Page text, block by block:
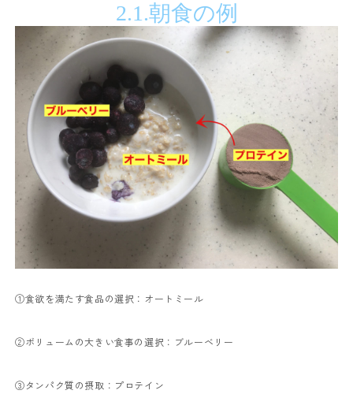
2.1.朝食の例
①食欲を満たす食品の選択：オートミール
②ボリュームの大きい食事の選択：ブルーベリー
③タンパク質の摂取：プロテイン